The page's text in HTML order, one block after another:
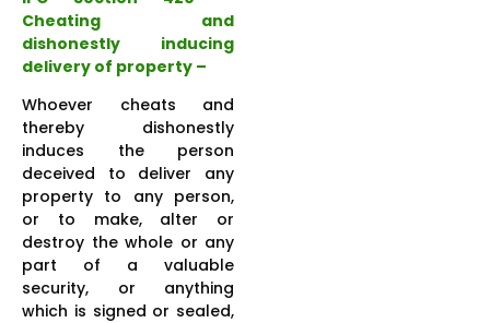
Cheating and
dishonestly inducing
delivery of property –
Whoever cheats and
thereby dishonestly
induces the person
deceived to deliver any
property to any person,
or to make, alter or
destroy the whole or any
part of a valuable
security, or anything
which is signed or sealed,